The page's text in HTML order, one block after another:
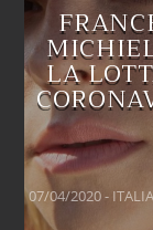
LA
07/04/2020 - ITALIA